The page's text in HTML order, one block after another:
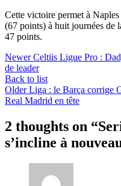
Cette victoire permet à
(67 points) à huit journées de
47 points.
Newer Celtiis Ligue Pro :
de leader
Back to list
Older Liga : le Barça corrige
Real Madrid en tête
2 thoughts on “
s’incline à